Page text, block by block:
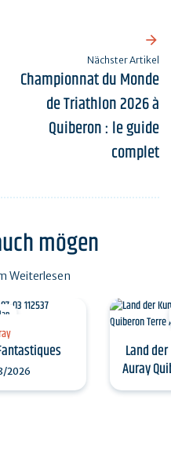
Nächster Artikel
Championnat du Monde
de Triathlon 2026 à
Quiberon : le guide
complet
mögen
Weiterlesen
2026
Land
Auray